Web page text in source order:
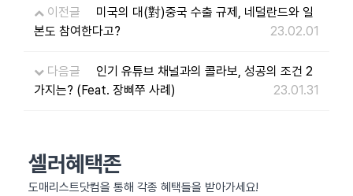
이전글
미국의 대(對)중국 수출 규제, 네덜란드와 일
본도 참여한다고?
23.02.01
다음글
인기 유튜브 채널과의 콜라보, 성공의 조건 2
가지는? (Feat. 장삐쭈 사례)
23.01.31
셀러혜택존
도매리스트닷컴을 통해 각종 혜택들을 받아가세요!